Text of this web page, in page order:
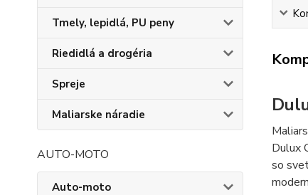
Tmely, lepidlá, PU peny
Riedidlá a drogéria
Spreje
Maliarske náradie
AUTO-MOTO
Auto-moto
Dulux
so